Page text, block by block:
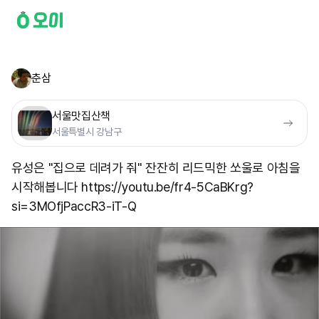
춘삼
서울맛집산책
서울특별시 강남구
유성은 "집으로 데려가 줘" 잔잔히 리드믹한 쏘울로 아침을
시작해봅니다 https://youtu.be/fr4-5CaBKrg?
si=3MOfjPaccR3-iT-Q ​